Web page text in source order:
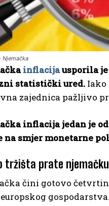
Njemačka
inflacijausporila je
statistički ured. Iako
zajednica pažljivo
inflacija jedan je
na smjer monetarne
tržišta prate
čini gotovo
gospodarstva.